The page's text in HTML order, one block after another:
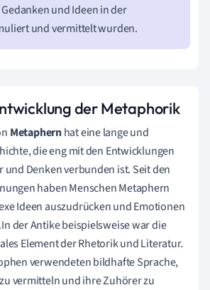
und Ideen in der
und vermittelt wurden.
der Metaphorik
Metaphernhat eine lange und
die eng mit den Entwicklungen
und Denken verbunden ist. Seit den
haben Menschen Metaphern
Ideen auszudrücken und Emotionen
der Antike beispielsweise war die
Element der Rhetorik und Literatur.
verwendeten bildhafte Sprache,
vermitteln und ihre Zuhörer zu